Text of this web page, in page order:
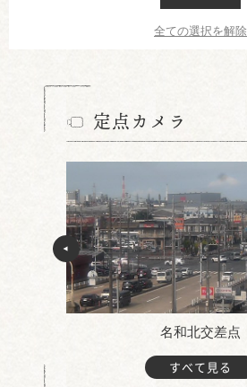
全ての選択を解除
定点カメラ
名和北交差点
すべて見る